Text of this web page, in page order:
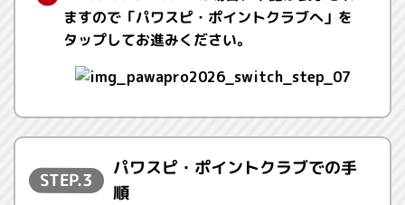
ますので「パワスピ・ポイントクラブへ」を
タップしてお進みください。
STEP.3
パワスピ・ポイントクラブでの手
順